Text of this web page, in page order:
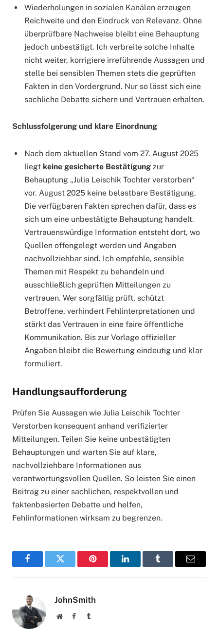
Wiederholungen in sozialen Kanälen erzeugen
Reichweite und den Eindruck von Relevanz. Ohne
überprüfbare Nachweise bleibt eine Behauptung
jedoch unbestätigt. Ich verbreite solche Inhalte
nicht weiter, korrigiere irreführende Aussagen und
stelle bei sensiblen Themen stets die geprüften
Fakten in den Vordergrund. Nur so lässt sich eine
sachliche Debatte sichern und Vertrauen erhalten.
Schlussfolgerung und klare Einordnung
Nach dem aktuellen Stand vom 27. August 2025
liegt keine gesicherte Bestätigung zur
Behauptung „Julia Leischik Tochter verstorben“
vor. August 2025 keine belastbare Bestätigung.
Die verfügbaren Fakten sprechen dafür, dass es
sich um eine unbestätigte Behauptung handelt.
Vertrauenswürdige Information entsteht dort, wo
Quellen offengelegt werden und Angaben
nachvollziehbar sind. Ich empfehle, sensible
Themen mit Respekt zu behandeln und
ausschließlich geprüften Mitteilungen zu
vertrauen. Wer sorgfältig prüft, schützt
Betroffene, verhindert Fehlinterpretationen und
stärkt das Vertrauen in eine faire öffentliche
Kommunikation. Bis zur Vorlage offizieller
Angaben bleibt die Bewertung eindeutig und klar
formuliert.
Handlungsaufforderung
Prüfen Sie Aussagen wie Julia Leischik Tochter
Verstorben konsequent anhand verifizierter
Mitteilungen. Teilen Sie keine unbestätigten
Behauptungen und warten Sie auf klare,
nachvollziehbare Informationen aus
verantwortungsvollen Quellen. So leisten Sie einen
Beitrag zu einer sachlichen, respektvollen und
faktenbasierten Debatte und helfen,
Fehlinformationen wirksam zu begrenzen.
FacebookTwitter Pinterest LinkedInTumblr Email
JohnSmith
WebsiteFacebookTumblr